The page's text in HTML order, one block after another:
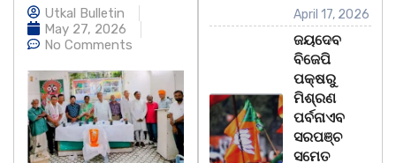
Utkal Bulletin
May 27, 2026
No Comments
April 17, 2026
ଜୟଦେବ
ବିଜେପି
ପକ୍ଷରୁ
ମିଶ୍ରଣ
ପର୍ବନାଏବ
ସରପଞ୍ଚ
ସମେତ